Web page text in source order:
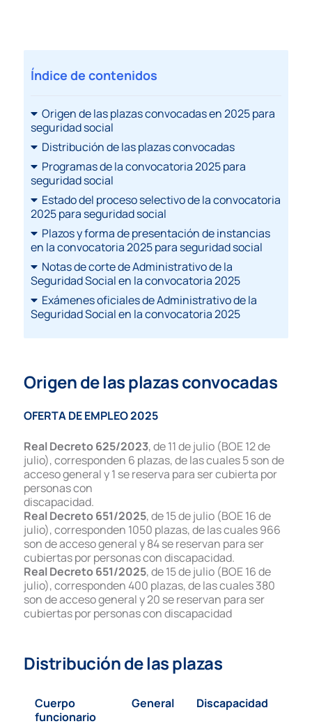
Índice de contenidos
Origen de las plazas convocadas en 2025 para
seguridad social
Distribución de las plazas convocadas
Programas de la convocatoria 2025 para
seguridad social
Estado del proceso selectivo de la convocatoria
2025 para seguridad social
Plazos y forma de presentación de instancias
en la convocatoria 2025 para seguridad social
Notas de corte de Administrativo de la
Seguridad Social en la convocatoria 2025
Exámenes oficiales de Administrativo de la
Seguridad Social en la convocatoria 2025
Origen de las plazas convocadas
OFERTA DE EMPLEO 2025
Real Decreto 625/2023, de 11 de julio (BOE 12 de
julio), corresponden 6 plazas,de las cuales 5 son de
acceso general y 1 se reserva para ser cubierta por
personas con
discapacidad.
Real Decreto 651/2025, de 15 de julio (BOE 16 de
julio), corresponden 1050 plazas, de las cuales 966
son de acceso general y 84 se reservan para ser
cubiertas porpersonas con discapacidad.
Real Decreto 651/2025, de 15 de julio (BOE 16 de
julio), corresponden 400 plazas, de las cuales 380
son de acceso general y 20 se reservan para ser
cubiertas porpersonas con discapacidad
Distribución de las plazas
Cuerpo
funcionario
General Discapacidad